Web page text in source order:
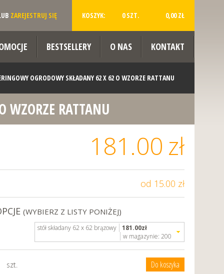
ZAREJESTRUJ SIĘ KOSZYK: 0 SZT. 0,00 ZŁ
BESTSELLERY O NAS KONTAKT
OGRODOWY SKŁADANY 62 X 62 O WZORZE RATTANU
WZORZE RATTANU
181.00 zł
od 15.00 zł
(WYBIERZ Z LISTY PONIŻEJ)
stół składany 62 x 62 brązowy 181.00zł
w magazynie: 200
szt.